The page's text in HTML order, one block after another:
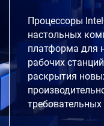
Процессоры
настольных
платформа для
рабочих
раскрытия